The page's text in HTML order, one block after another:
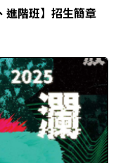
進階班】招生簡章